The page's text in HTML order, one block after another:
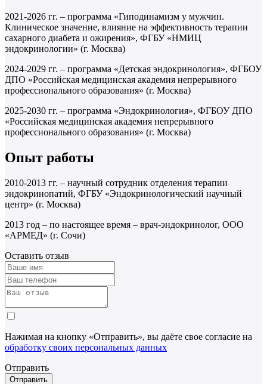
2021-2026 гг. – программа «Гиподинамизм у мужчин.
Клиническое значение, влияние на эффективность терапии
сахарного диабета и ожирения», ФГБУ «НМИЦ
эндокринологии» (г. Москва)
2024-2029 гг. – программа «Детская эндокринология», ФГБОУ
ДПО «Российская медицинская академия непрерывного
профессионального образования» (г. Москва)
2025-2030 гг. – программа «Эндокринология», ФГБОУ ДПО
«Российская медицинская академия непрерывного
профессионального образования» (г. Москва)
Опыт работы
2010-2013 гг. – научный сотрудник отделения терапии
эндокринопатий, ФГБУ «Эндокринологический научный
центр» (г. Москва)
2013 год – по настоящее время – врач-эндокринолог, ООО
«АРМЕД» (г. Сочи)
Оставить отзыв
Нажимая на кнопку «Отправить», вы даёте свое согласие на
обработку своих персональных данных
Отправить